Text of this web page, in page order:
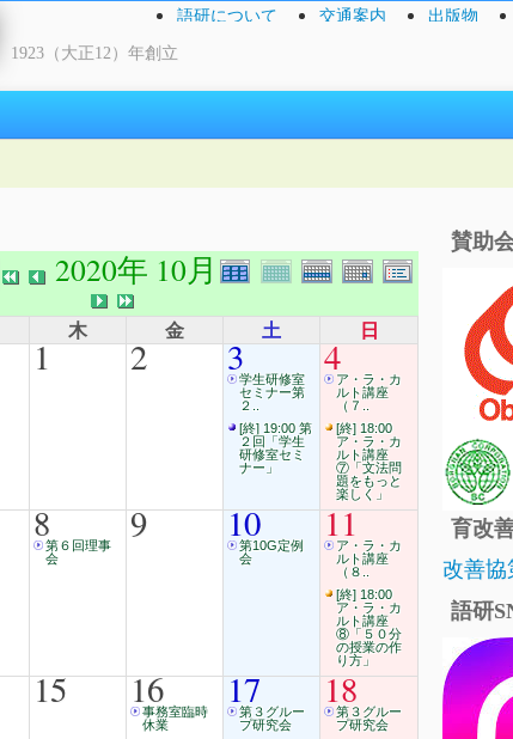
1923（大正12）年創立
語研について 交通案内 出版物
2020年 10月
木 金 土 日
1 2 3学生研修室
セミナー第
２..
[終] 19:00 第
２回「学生
研修室セミ
ナー」
4ア・ラ・カ
ルト講座
（７..
[終] 18:00
ア・ラ・カ
ルト講座
⑦「文法問
題をもっと
楽しく」
8第６回理事
会
9 10
第10G定例
会
11
ア・ラ・カ
ルト講座
（８..
[終] 18:00
ア・ラ・カ
ルト講座
⑧「５０分
の授業の作
り方」
15 16
事務室臨時
休業
17
第３グルー
プ研究会
18
第３グルー
プ研究会
賛助
育改
改善
語研